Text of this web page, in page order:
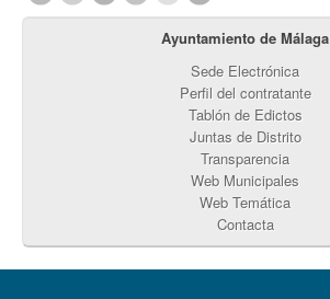
Ayuntamiento de Málaga
Sede Electrónica
Perfil del contratante
Tablón de Edictos
Juntas de Distrito
Transparencia
Web Municipales
Web Temática
Contacta